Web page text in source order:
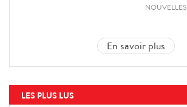
NOUVELLES
En savoir plus
LES PLUS LUS